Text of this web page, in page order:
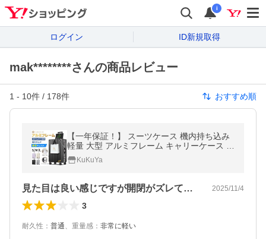
i
ログイン ID新規取得
mak********さんの商品レビュー
1 - 10件 / 178件 おすすめ順
【一年保証！】 スーツケース 機内持ち込み
軽量 大型 アルミフレーム キャリーケース 耐
衝撃最強 大容量 ストッパー付 S M Lサイズ
静音 TSAロック 2泊3日 爆買
KuKuYa
見た目は良い感じですが開閉がズレて面倒 2025/11/4
3
耐久性 ： 普通、 重量感 ： 非常に軽い